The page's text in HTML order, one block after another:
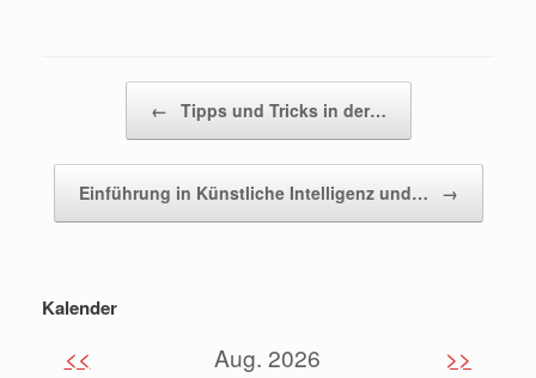
← Tipps und Tricks in der…
Einführung in Künstliche Intelligenz und… →
Kalender
<< Aug. 2026 >>